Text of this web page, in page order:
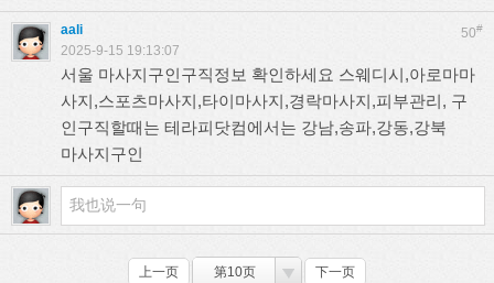
50#
aali
2025-9-15 19:13:07
서울 마사지구인구직정보 확인하세요 스웨디시,아로마마
사지,스포츠마사지,타이마사지,경락마사지,피부관리, 구
인구직할때는 테라피닷컴에서는 강남,송파,강동,강북
마사지구인
上一页 第10页 下一页